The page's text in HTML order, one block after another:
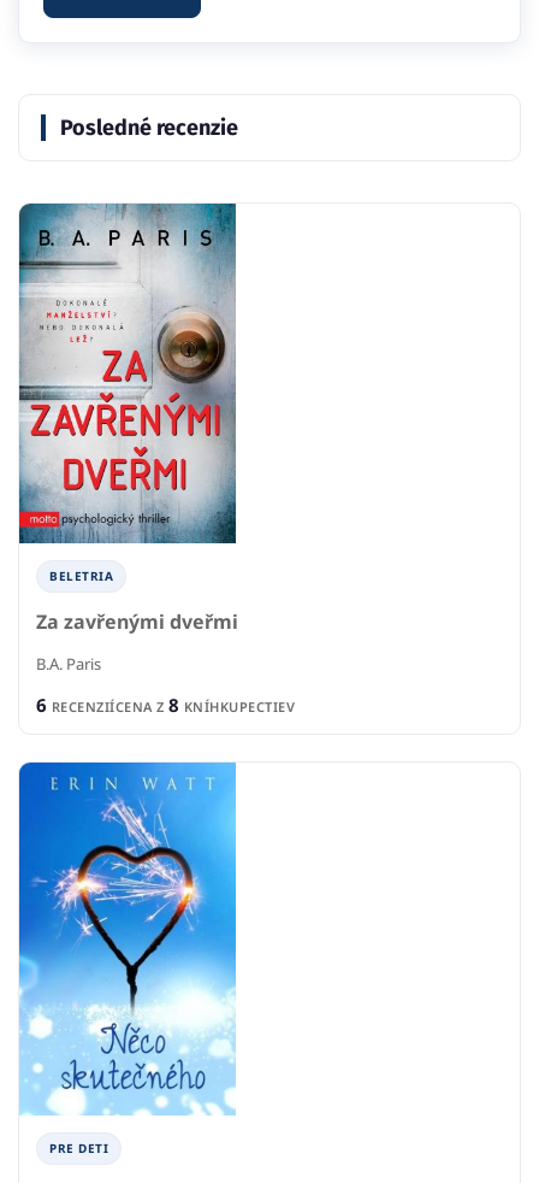
Posledné recenzie
BELETRIA
Za zavřenými dveřmi
B.A. Paris
6 RECENZIÍCENA Z 8 KNÍHKUPECTIEV
PRE DETI